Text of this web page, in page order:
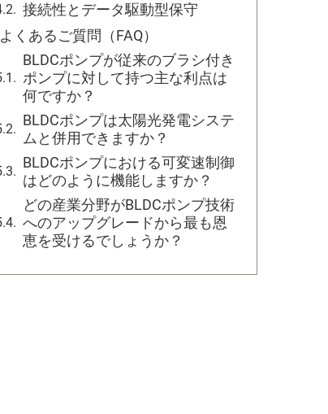
接続性とデータ駆動型保守
よくあるご質問（FAQ）
BLDCポンプが従来のブラシ付き
ポンプに対して持つ主な利点は
何ですか？
BLDCポンプは太陽光発電システ
ムと併用できますか？
BLDCポンプにおける可変速制御
はどのように機能しますか？
どの産業分野がBLDCポンプ技術
へのアップグレードから最も恩
恵を受けるでしょうか？